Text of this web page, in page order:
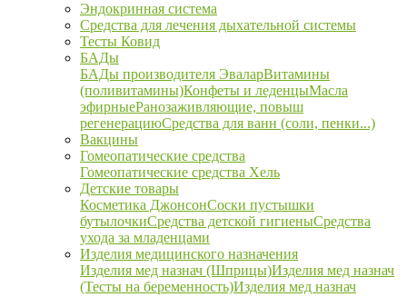
Эндокринная система
Средства для лечения дыхательной системы
Тесты Ковид
БАДы
БАДы производителя ЭваларВитамины
(поливитамины)Конфеты и леденцыМасла
эфирныеРанозаживляющие, повыш
регенерациюСредства для ванн (соли, пенки...)
Вакцины
Гомеопатические средства
Гомеопатические средства Хель
Детские товары
Косметика ДжонсонСоски пустышки
бутылочкиСредства детской гигиеныСредства
ухода за младенцами
Изделия медицинского назначения
Изделия мед назнач (Шприцы)Изделия мед назнач
(Тесты на беременность)Изделия мед назнач